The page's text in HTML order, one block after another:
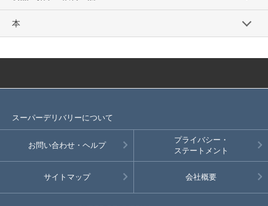
SD品番：12166279S28 / メーカー品番：524-104
参考上代 オープンプライス
SD品番：12166279S29
8-5グレー/B160cm
参考上代 オープンプライス
本
スーパーデリバリーについて
お問い合わせ・ヘルプ
プライバシー・
ステートメント
サイトマップ 会社概要